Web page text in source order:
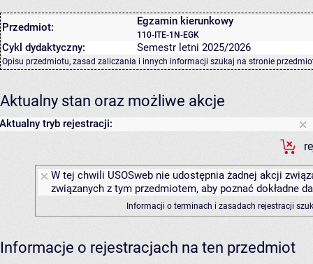
Przedmiot: Egzamin kierunkowy
110-ITE-1N-EGK
Cykl dydaktyczny: Semestr letni 2025/2026
Opisu przedmiotu, zasad zaliczania i innych informacji szukaj na stronie
Aktualny stan oraz możliwe akcje
Aktualny tryb rejestracji:
W tej chwili USOSweb nie udostępnia żadnej akcji
związanych z tym przedmiotem, aby poznać dokładne
Informacji o terminach i zasadach rejestracji
Informacje o rejestracjach na ten przedmiot